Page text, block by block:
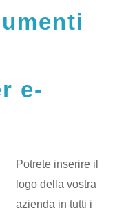
e-
Potrete inserire il
logo della vostra
azienda in tutti i